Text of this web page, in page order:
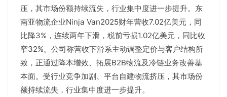
压，其市场份额持续流失，行业集中度进一步提升。东
南亚物流企业Ninja Van2025财年营收7.02亿美元，同
比降3%，连续两年下滑，税前亏损1.02亿美元，同比收
窄32%。公司称营收下滑系主动调整定价与客户结构所
致，正通过降本增效、拓展B2B物流及冷链业务改善基
本面。受行业竞争加剧、平台自建物流挤压，其市场份
额持续流失，行业集中度进一步提升。